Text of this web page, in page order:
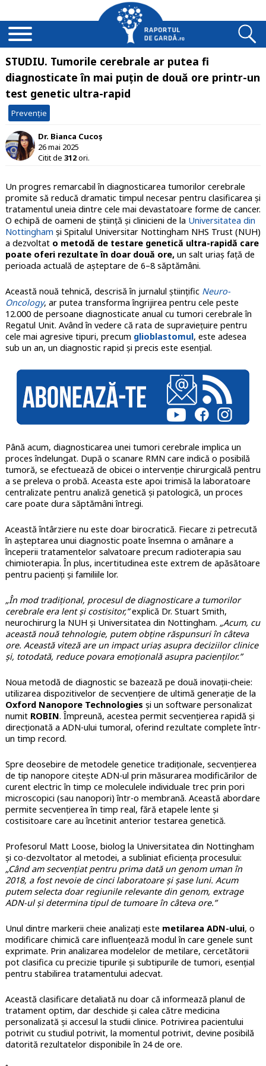
STUDIU. Tumorile cerebrale ar putea fi
diagnosticate în mai puțin de două ore printr-un
test genetic ultra-rapid
Prevenție
Dr. Bianca Cucoș
26 mai 2025
Citit de 312ori.
Un progres remarcabil în diagnosticarea tumorilor cerebrale
promite să reducă dramatic timpul necesar pentru clasificarea și
tratamentul uneia dintre cele mai devastatoare forme de cancer.
O echipă de oameni de știință și clinicieni de la Universitatea din
Nottingham și Spitalul Universitar Nottingham NHS Trust (NUH)
a dezvoltato metodă de testare genetică ultra-rapidă care
poate oferi rezultate în doar două ore,un salt uriaș față de
perioada actuală de așteptare de 6–8 săptămâni.
Această nouă tehnică, descrisă în jurnalul științific Neuro-
Oncology, ar putea transforma îngrijirea pentru cele peste
12.000 de persoane diagnosticate anual cu tumori cerebrale în
Regatul Unit. Având în vedere că rata de supraviețuire pentru
cele mai agresive tipuri, precum glioblastomul, este adesea
sub un an, un diagnostic rapid și precis este esențial.
Până acum, diagnosticarea unei tumori cerebrale implica un
proces îndelungat. După o scanare RMN care indică o posibilă
tumoră, se efectuează de obicei o intervenție chirurgicală pentru
a se preleva o probă. Aceasta este apoi trimisă la laboratoare
centralizate pentru analiză genetică și patologică, un proces
care poate dura săptămâni întregi.
Această întârziere nu este doar birocratică. Fiecare zi petrecută
în așteptarea unui diagnostic poate însemna o amânare a
începerii tratamentelor salvatoare precum radioterapia sau
chimioterapia. În plus, incertitudinea este extrem de apăsătoare
pentru pacienți și familiile lor.
„În mod tradițional, procesul de diagnosticare a tumorilor
cerebrale era lent și costisitor,”explică Dr. Stuart Smith,
neurochirurg la NUH și Universitatea din Nottingham. „Acum, cu
această nouă tehnologie, putem obține răspunsuri în câteva
ore. Această viteză are un impact uriaș asupra deciziilor clinice
și, totodată, reduce povara emoțională asupra pacienților.”
Noua metodă de diagnostic se bazează pe două inovații-cheie:
utilizarea dispozitivelor de secvențiere de ultimă generație de la
Oxford Nanopore Technologies și un software personalizat
numit ROBIN. Împreună, acestea permit secvențierea rapidă și
direcționată a ADN-ului tumoral, oferind rezultate complete într-
un timp record.
Spre deosebire de metodele genetice tradiționale, secvențierea
de tip nanopore citește ADN-ul prin măsurarea modificărilor de
curent electric în timp ce moleculele individuale trec prin pori
microscopici (sau nanopori) într-o membrană. Această abordare
permite secvențierea în timp real, fără etapele lente și
costisitoare care au încetinit anterior testarea genetică.
Profesorul Matt Loose, biolog la Universitatea din Nottingham
și co-dezvoltator al metodei, a subliniat eficiența procesului:
„Când am secvențiat pentru prima dată un genom uman în
2018, a fost nevoie de cinci laboratoare și șase luni. Acum
putem selecta doar regiunile relevante din genom, extrage
ADN-ul și determina tipul de tumoare în câteva ore.”
Unul dintre markerii cheie analizați este metilarea ADN-ului, o
modificare chimică care influențează modul în care genele sunt
exprimate. Prin analizarea modelelor de metilare, cercetătorii
pot clasifica cu precizie tipurile și subtipurile de tumori, esențial
pentru stabilirea tratamentului adecvat.
Această clasificare detaliată nu doar că informează planul de
tratament optim, dar deschide și calea către medicina
personalizată și accesul la studii clinice. Potrivirea pacientului
potrivit cu studiul potrivit, la momentul potrivit, devine posibilă
datorită rezultatelor disponibile în 24 de ore.